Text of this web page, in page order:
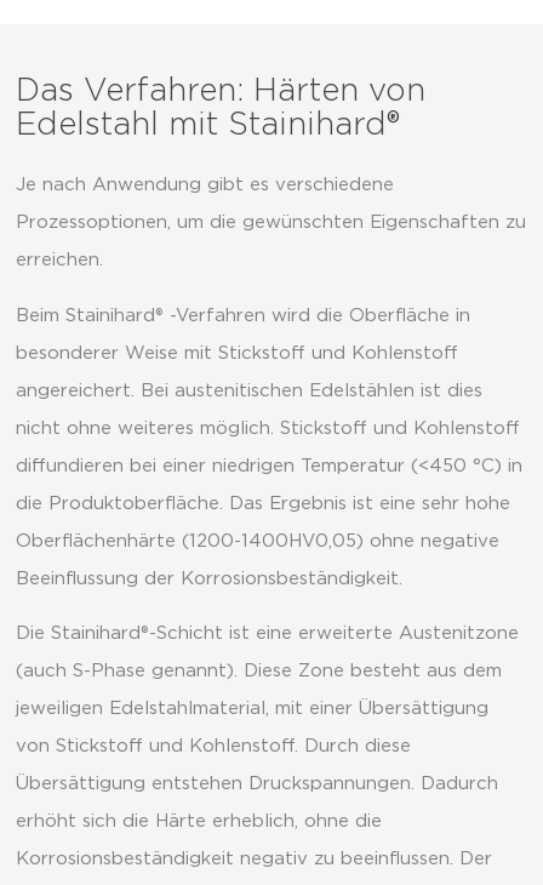
Das Verfahren: Härten von
Edelstahl mit Stainihard®
Je nach Anwendung gibt es verschiedene
Prozessoptionen, um die gewünschten Eigenschaften zu
erreichen.
Beim Stainihard® -Verfahren wird die Oberfläche in
besonderer Weise mit Stickstoff und Kohlenstoff
angereichert. Bei austenitischen Edelstählen ist dies
nicht ohne weiteres möglich. Stickstoff und Kohlenstoff
diffundieren bei einer niedrigen Temperatur (<450 °C) in
die Produktoberfläche. Das Ergebnis ist eine sehr hohe
Oberflächenhärte (1200-1400HV0,05) ohne negative
Beeinflussung der Korrosionsbeständigkeit.
Die Stainihard®-Schicht ist eine erweiterte Austenitzone
(auch S-Phase genannt). Diese Zone besteht aus dem
jeweiligen Edelstahlmaterial, mit einer Übersättigung
von Stickstoff und Kohlenstoff. Durch diese
Übersättigung entstehen Druckspannungen. Dadurch
erhöht sich die Härte erheblich, ohne die
Korrosionsbeständigkeit negativ zu beeinflussen. Der